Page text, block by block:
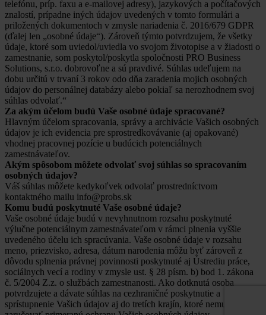
telefónu, príp. faxu a e-mailovej adresy), jazykových a počítačových
znalostí, prípadne iných údajov uvedených v tomto formulári a
priložených dokumentoch v zmysle nariadenia č. 2016/679 GDPR
(ďalej len „osobné údaje“). Zároveň týmto potvrdzujem, že všetky
údaje, ktoré som uviedol/uviedla vo svojom životopise a v žiadosti o
zamestnanie, som poskytol/poskytla spoločnosti PRO Business
Solutions, s.r.o. dobrovoľne a sú pravdivé. Súhlas udeľujem na
dobu určitú v trvaní 3 rokov odo dňa zaradenia mojich osobných
údajov do personálnej databázy alebo pokiaľ sa nerozhodnem svoj
súhlas odvolať.“
Za akým účelom budú Vaše osobné údaje spracované?
Hlavným účelom spracovania, správy a archivácie Vašich osobných
údajov je ich evidencia pre sprostredkovávanie (aj opakované)
vhodnej pracovnej pozície u budúcich potenciálnych
zamestnávateľov.
Akým spôsobom môžete odvolať svoj súhlas so spracovaním
osobných údajov?
Váš súhlas môžete kedykoľvek odvolať prostredníctvom
kontaktného mailu info@probs.sk
Komu budú poskytnuté Vaše osobné údaje?
Vaše osobné údaje budú v nevyhnutnom rozsahu poskytnuté
výlučne potenciálnym zamestnávateľom v rámci plnenia vyššie
uvedeného účelu ich spracúvania. Vaše osobné údaje v rozsahu
meno, priezvisko, adresa, dátum narodenia môžu byť zároveň z
dôvodu splnenia právnej povinnosti poskytnuté aj Ústrediu práce,
sociálnych vecí a rodiny v zmysle ust. § 28 písm. b) bod 1. zákona
č. 5/2004 Z.z. o službách zamestnanosti. Ako dotknutá osoba
potvrdzujete a dávate súhlas na cezhraničné poskytnutie a
sprístupnenie Vašich údajov aj do tretích krajín, ktoré nemusia